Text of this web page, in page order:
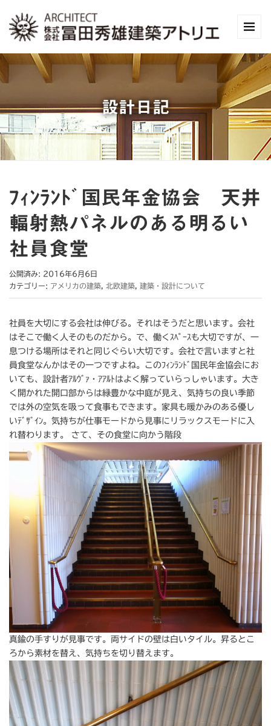
設計日記
ﾌｨﾝﾗﾝﾄﾞ国民年金協会 天井
輻射熱パネルのある明るい
社員食堂
公開済み: 2016年6月6日
カテゴリー: アメリカの建築 北欧建築 建築・設計について
社員を大切にする会社は伸びる。それはそうだと思います。会社
はそこで働く人そのものだから。で、働くｽﾍﾟｰｽも大切ですが、一
息つける場所はそれと同じぐらい大切です。会社で言いますと社
員食堂なんかはその一つですよね。このﾌｨﾝﾗﾝﾄﾞ国民年金協会にお
いても、設計者ｱﾙｳﾞｧ・ｱｱﾙﾄはよく解っていらっしゃいます。大き
く開かれた開口部からは緑豊かな中庭が見え、気持ちの良い季節
では外の空気を吸って食事もできます。家具も暖かみのある優し
いﾃﾞｻﾞｲﾝ。気持ちが仕事モードから見事にリラックスモードに入
れ替わります。 さて、その食堂に向かう階段
真鍮の手すりが見事です。両サイドの壁は白いタイル。昇るとこ
ろから素材を替え、気持ちを切り替えます。